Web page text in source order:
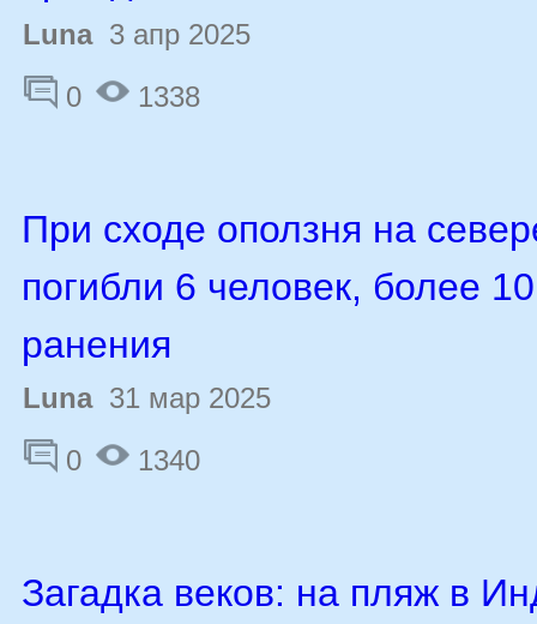
Luna3 апр 2025
0
1338
При сходе оползня на
погибли 6 человек, более
ранения
Luna31 мар 2025
0
1340
Загадка веков: на пляж в